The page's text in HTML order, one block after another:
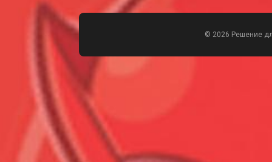
© 2026 Решение